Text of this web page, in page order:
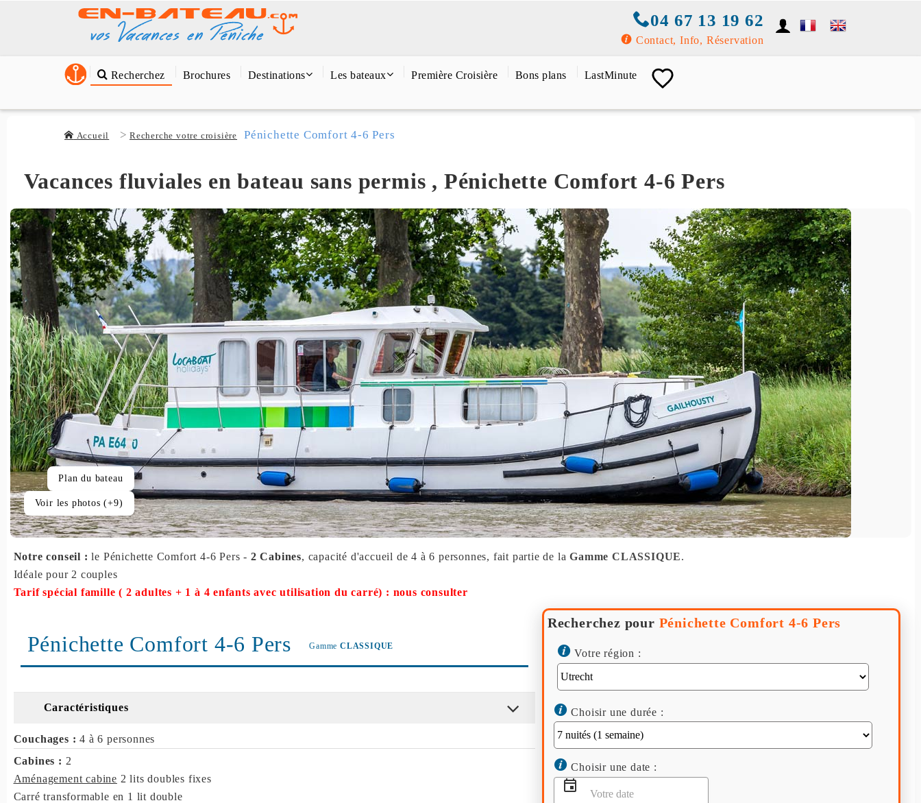
04 67 13 19 62
Contact, Info, Réservation
Recherchez Brochures Destinations Les bateaux Première Croisière Bons plans LastMinute
Accueil Recherche votre croisière Pénichette Comfort 4-6 Pers
Vacances fluviales en bateau sans permis , Pénichette Comfort 4-6 Pers
Plan du bateau
Voir les photos (+9)
Notre conseil :le Pénichette Comfort 4-6 Pers - 2 Cabines, capacité d'accueil de 4 à 6 personnes, fait partie de laGamme CLASSIQUE.
Idéale pour 2 couples
Tarif spécial famille ( 2 adultes + 1 à 4 enfants avec utilisation du carré) : nous consulter
Pénichette Comfort 4-6 Pers Gamme CLASSIQUE
Caractéristiques
Couchages : 4 à 6 personnes
Cabines : 2
Aménagement cabine 2 lits doubles fixes
Carré transformable en 1 lit double
Recherchez pour Pénichette Comfort 4-6 Pers
Votre région :
Choisir une durée :
Choisir une date :